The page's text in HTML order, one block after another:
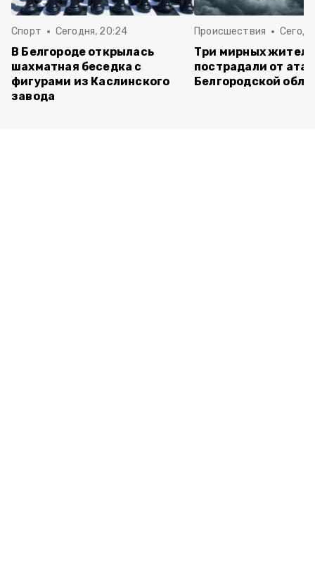
Спорт Сегодня, 20:24
В Белгороде открылась
шахматная беседка с
фигурами из Каслинского
завода
Происшествия
Три мирных жителя
пострадали от
Белгородской